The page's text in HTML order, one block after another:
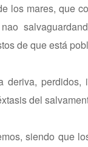
los mares, que
de que está
deriva,
del
siendo que